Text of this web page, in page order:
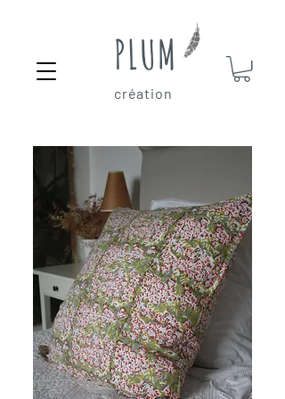
PLUM
création